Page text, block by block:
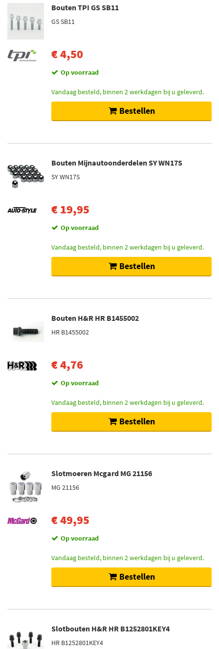
Bouten TPI GS SB11
GS SB11
€ 4,50
Op voorraad
Vandaag besteld, binnen 2 werkdagen bij u geleverd.
Bestellen
Bouten Mijnautoonderdelen SY WN17S
SY WN17S
€ 19,95
Op voorraad
Vandaag besteld, binnen 2 werkdagen bij u geleverd.
Bestellen
Bouten H&R HR B1455002
HR B1455002
€ 4,76
Op voorraad
Vandaag besteld, binnen 2 werkdagen bij u geleverd.
Bestellen
Slotmoeren Mcgard MG 21156
MG 21156
€ 49,95
Op voorraad
Vandaag besteld, binnen 2 werkdagen bij u geleverd.
Bestellen
Slotbouten H&R HR B1252801KEY4
HR B1252801KEY4